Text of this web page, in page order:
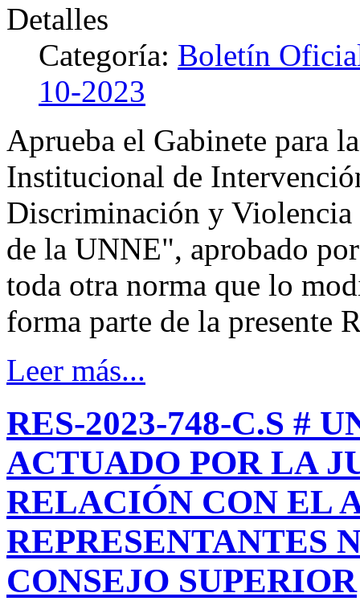
Detalles
Categoría: Boletín
10-2023
Aprueba el Gabinete para
Institucional de
Discriminación y Violencia
de la UNNE", aprobado
toda otra norma que lo
forma parte de la presente
Leer más...
RES-2023-748-C.S #
ACTUADO POR LA
RELACIÓN CON EL
REPRESENTANTES
CONSEJO SUPERIOR